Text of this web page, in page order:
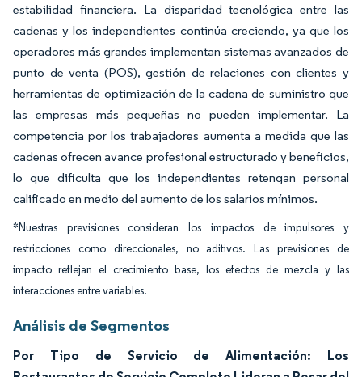
estabilidad financiera. La disparidad tecnológica entre las
cadenas y los independientes continúa creciendo, ya que los
operadores más grandes implementan sistemas avanzados de
punto de venta (POS), gestión de relaciones con clientes y
herramientas de optimización de la cadena de suministro que
las empresas más pequeñas no pueden implementar. La
competencia por los trabajadores aumenta a medida que las
cadenas ofrecen avance profesional estructurado y beneficios,
lo que dificulta que los independientes retengan personal
calificado en medio del aumento de los salarios mínimos.
*Nuestras previsiones consideran los impactos de impulsores y
restricciones como direccionales, no aditivos. Las previsiones de
impacto reflejan el crecimiento base, los efectos de mezcla y las
interacciones entre variables.
Análisis de Segmentos
Por Tipo de Servicio de Alimentación: Los